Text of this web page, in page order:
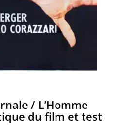
/ L’Homme
du film et test